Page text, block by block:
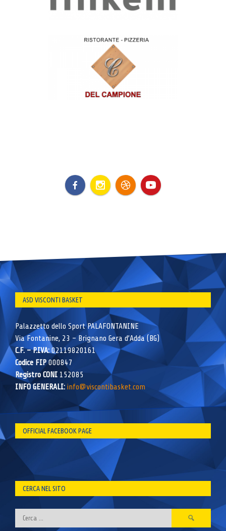
ASD VISCONTI BASKET
Palazzetto dello Sport PALAFONTANINE
Via Fontanine, 23 – Brignano Gera d’Adda (BG)
C.F. – P.IVA:02119820161
Codice FIP000847
Registro CONI 152085
INFO GENERALI: info@viscontibasket.com
OFFICIAL FACEBOOK PAGE
CERCA NEL SITO
Ricerca
per: